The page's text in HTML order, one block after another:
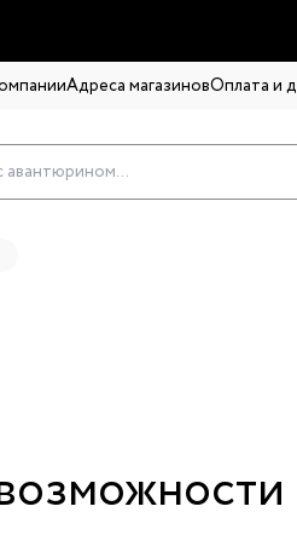
Адреса магазиновОплата и